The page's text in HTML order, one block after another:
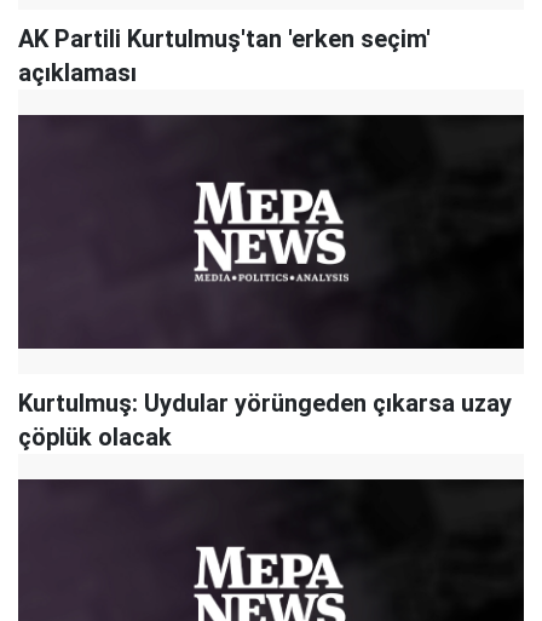
AK Partili Kurtulmuş'tan 'erken seçim'
açıklaması
Kurtulmuş: Uydular yörüngeden çıkarsa uzay
çöplük olacak